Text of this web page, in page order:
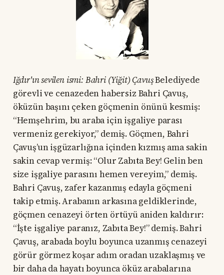
Iğdır'ın sevilen ismi: Bahri (Yiğit) ÇavuşBelediyede
görevli ve cenazeden habersiz Bahri Çavuş,
öküzün başını çeken göçmenin önünü kesmiş:
“Hemşehrim, bu araba için işgaliye parası
vermeniz gerekiyor,” demiş. Göçmen, Bahri
Çavuş’un işgüzarlığına içinden kızmış ama sakin
sakin cevap vermiş: “Olur Zabıta Bey! Gelin ben
size işgaliye parasını hemen vereyim,” demiş.
Bahri Çavuş, zafer kazanmış edayla göçmeni
takip etmiş. Arabanın arkasına geldiklerinde,
göçmen cenazeyi örten örtüyü aniden kaldırır:
“İşte işgaliye paranız, Zabıta Bey!” demiş. Bahri
Çavuş, arabada boylu boyunca uzanmış cenazeyi
görür görmez koşar adım oradan uzaklaşmış ve
bir daha da hayatı boyunca öküz arabalarına